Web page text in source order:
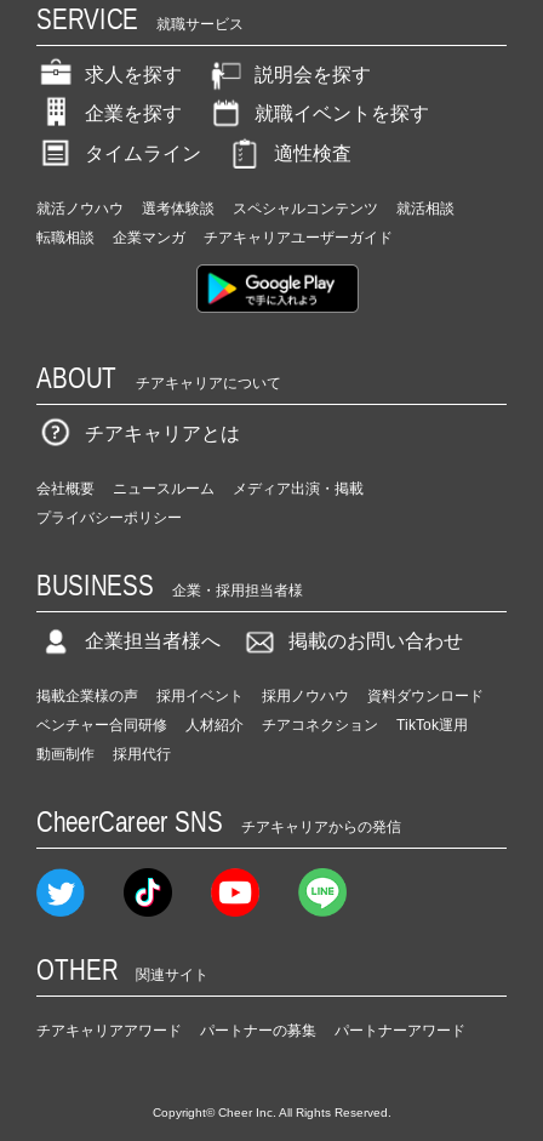
SERVICE 就職サービス
求人を探す
説明会を探す
企業を探す
就職イベントを探す
タイムライン
適性検査
就活ノウハウ 選考体験談 スペシャルコンテンツ
就活相談
転職相談
企業マンガ チアキャリアユーザーガイド
ABOUT チアキャリアについて
チアキャリアとは
会社概要 ニュースルーム
メディア出演・掲載
プライバシーポリシー
BUSINESS 企業・採用担当者様
企業担当者様へ 掲載のお問い合わせ
掲載企業様の声 採用イベント 採用ノウハウ
資料ダウンロード
ベンチャー合同研修
人材紹介 チアコネクション
TikTok運用
動画制作
採用代行
CheerCareer SNS チアキャリアからの発信
OTHER 関連サイト
チアキャリアアワード パートナーの募集 パートナーアワード
Copyright© Cheer Inc. All Rights Reserved.